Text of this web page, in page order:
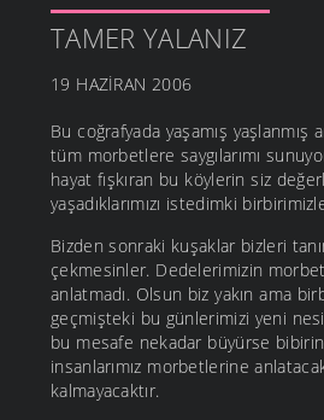
TAMER YALANIZ
19 HAZIRAN 2006
Bu coğrafyada yaşamış yaşlanmış
tüm morbetlere saygılarımı
hayat fışkıran bu köylerin siz
yaşadıklarımızı istedimki
Bizden sonraki kuşaklar bizleri
çekmesinler. Dedelerimizin
anlatmadı. Olsun biz yakın ama
geçmişteki bu günlerimizi yeni
bu mesafe nekadar büyürse
insanlarımız morbetlerine
kalmayacaktır.